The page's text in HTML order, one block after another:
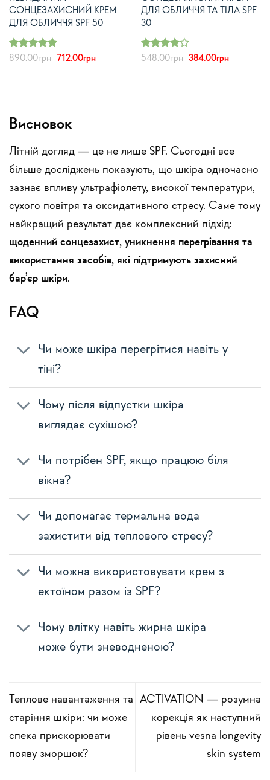
СОНЦЕЗАХИСНИЙ КРЕМ
ДЛЯ ОБЛИЧЧЯ SPF 50
Оцінено в
890.00грн Оригінальна
712.00грнПоточна
ДЛЯ ОБЛИЧЧЯ ТА ТІЛА SPF
30
Оцінено
548.00грн Оригінальна
384.00грнПоточна
Висновок
Літній догляд — це не лише SPF. Сьогодні все
більше досліджень показують, що шкіра одночасно
зазнає впливу ультрафіолету, високої температури,
сухого повітря та оксидативного стресу. Саме тому
найкращий результат дає комплексний підхід:
щоденний сонцезахист, уникнення перегрівання та
використання засобів, які підтримують захисний
бар’єр шкіри.
FAQ
Чи може шкіра перегрітися навіть у
тіні?
Чому після відпустки шкіра
виглядає сухішою?
Чи потрібен SPF, якщо працюю біля
вікна?
Чи допомагає термальна вода
захистити від теплового стресу?
Чи можна використовувати крем з
ектоїном разом із SPF?
Чому влітку навіть жирна шкіра
може бути зневодненою?
Теплове навантаження та
старіння шкіри: чи може
спека прискорювати
появу зморшок?
ACTIVATION — розумна
корекція як наступний
рівень vesna longevity
skin system